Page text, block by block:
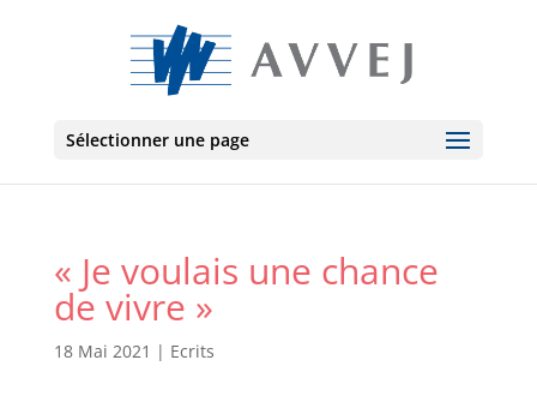
Sélectionner une page
« Je voulais une chance
de vivre »
18 Mai 2021 | Ecrits